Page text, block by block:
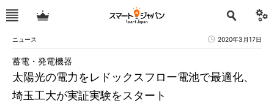
ニュース 2020年3月17日
太陽光の電力をレドックスフロー電池で最適化、
埼玉工大が実証実験をスタート
蓄電・発電機器